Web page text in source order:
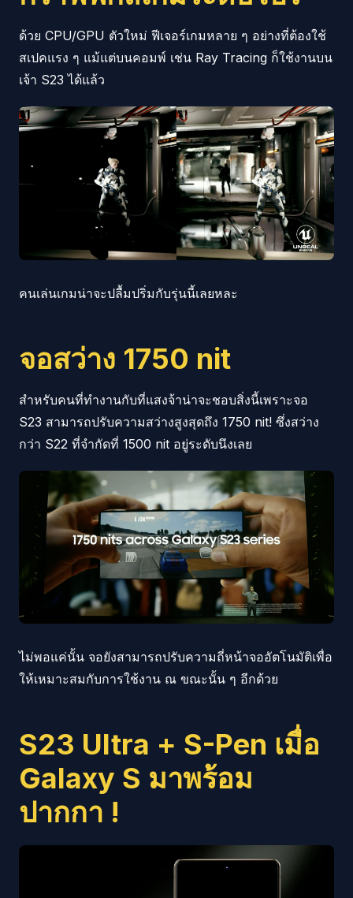
ด้วย CPU/GPU ตัวใหม่ ฟีเจอร์เกมหลาย ๆ อย่างที่ต้องใช้
สเปคแรง ๆ แม้แต่บนคอมพ์ เช่น Ray Tracing ก็ใช้งานบน
เจ้า S23 ได้แล้ว
คนเล่นเกมน่าจะปลื้มปริ่มกับรุ่นนี้เลยหละ
จอสว่าง 1750 nit
สำหรับคนที่ทำงานกับที่แสงจ้าน่าจะชอบสิ่งนี้เพราะจอ
S23 สามารถปรับความสว่างสูงสุดถึง 1750 nit! ซึ่งสว่าง
กว่า S22 ที่จำกัดที่ 1500 nit อยู่ระดับนึงเลย
ไม่พอแค่นั้น จอยังสามารถปรับความถี่หน้าจออัตโนมัติเพื่อ
ให้เหมาะสมกับการใช้งาน ณ ขณะนั้น ๆ อีกด้วย
S23 Ultra + S-Pen เมื่อ
Galaxy S มาพร้อม
ปากกา !